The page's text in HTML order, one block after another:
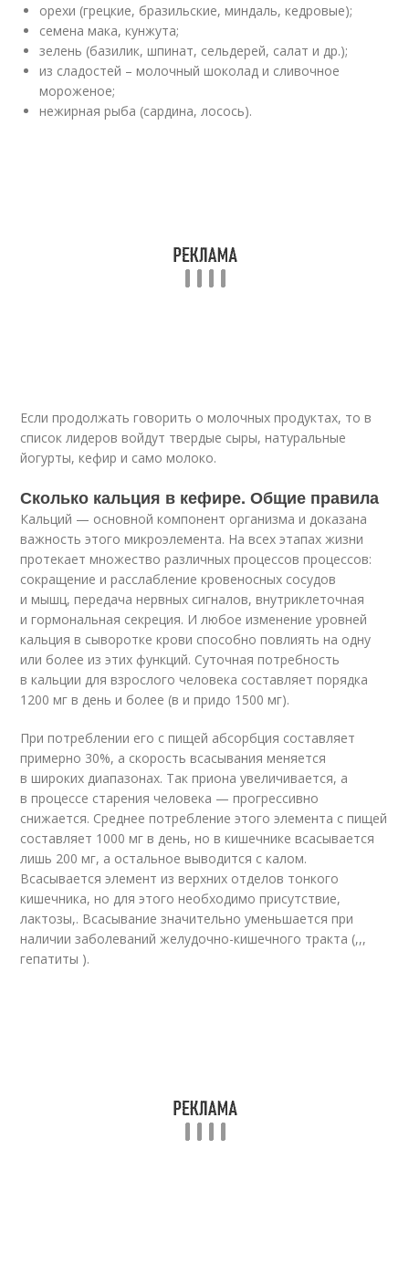
орехи (грецкие, бразильские, миндаль, кедровые);
семена мака, кунжута;
зелень (базилик, шпинат, сельдерей, салат и др.);
из сладостей – молочный шоколад и сливочное
мороженое;
нежирная рыба (сардина, лосось).
Если продолжать говорить о молочных продуктах, то в
список лидеров войдут твердые сыры, натуральные
йогурты, кефир и само молоко.
Сколько кальция в кефире. Общие правила
Кальций — основной компонент организма и доказана
важность этого микроэлемента. На всех этапах жизни
протекает множество различных процессов процессов:
сокращение и расслабление кровеносных сосудов
и мышц, передача нервных сигналов, внутриклеточная
и гормональная секреция. И любое изменение уровней
кальция в сыворотке крови способно повлиять на одну
или более из этих функций. Суточная потребность
в кальции для взрослого человека составляет порядка
1200 мг в день и более (в и придо 1500 мг).
При потреблении его с пищей абсорбция составляет
примерно 30%, а скорость всасывания меняется
в широких диапазонах. Так приона увеличивается, а
в процессе старения человека — прогрессивно
снижается. Среднее потребление этого элемента с пищей
составляет 1000 мг в день, но в кишечнике всасывается
лишь 200 мг, а остальное выводится с калом.
Всасывается элемент из верхних отделов тонкого
кишечника, но для этого необходимо присутствие,
лактозы,. Всасывание значительно уменьшается при
наличии заболеваний желудочно-кишечного тракта (,,,
гепатиты ).